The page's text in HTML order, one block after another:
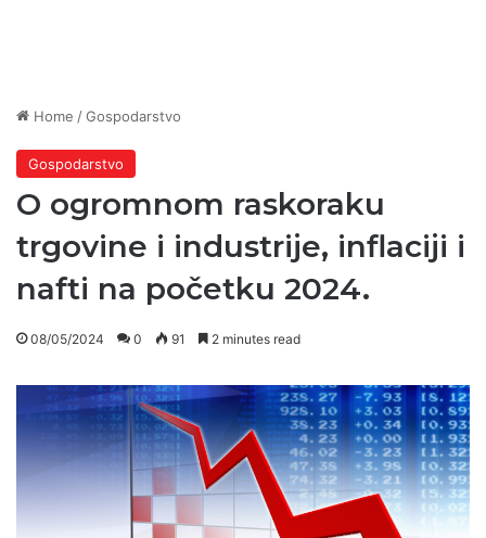
Home /Gospodarstvo
Gospodarstvo
O ogromnom raskoraku
trgovine i industrije, inflaciji i
nafti na početku 2024.
08/05/2024 0 91 2 minutes read